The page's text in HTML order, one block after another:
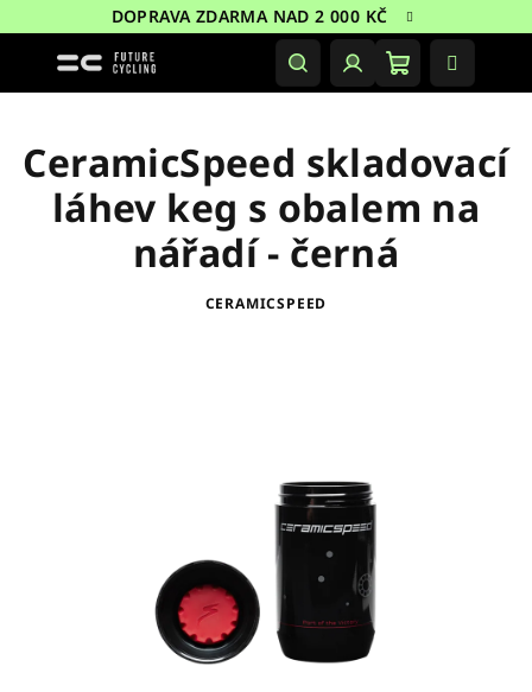
na
DOPRAVA ZDARMA NAD 2 000 KČ
HledatPřihlášeníNákupní
CeramicSpeed skladovací
láhev keg s obalem na
nářadí - černá
CERAMICSPEED